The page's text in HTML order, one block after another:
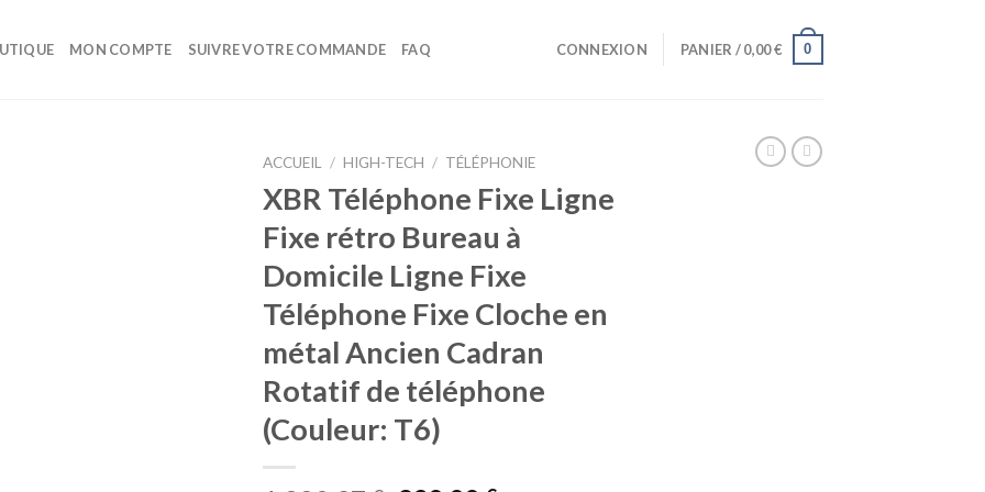
MON COMPTE SUIVRE VOTRE COMMANDE FAQ CONNEXION PANIER /0,00€ 0
ACCUEIL / HIGH-TECH / TÉLÉPHONIE
XBR Téléphone Fixe Ligne
Fixe rétro Bureau à
Domicile Ligne Fixe
Téléphone Fixe Cloche en
métal Ancien Cadran
Rotatif de téléphone
(Couleur: T6)